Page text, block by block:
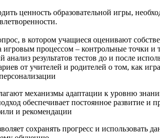
ценность образовательной игры,
в котором учащиеся оценивают
игровым процессом – контрольные точки и
анализ результатов тестов до и после
от учителей и родителей о том, как
механизмы адаптации к уровню
обеспечивает постоянное развитие и
и рекомендации
сохранять прогресс и